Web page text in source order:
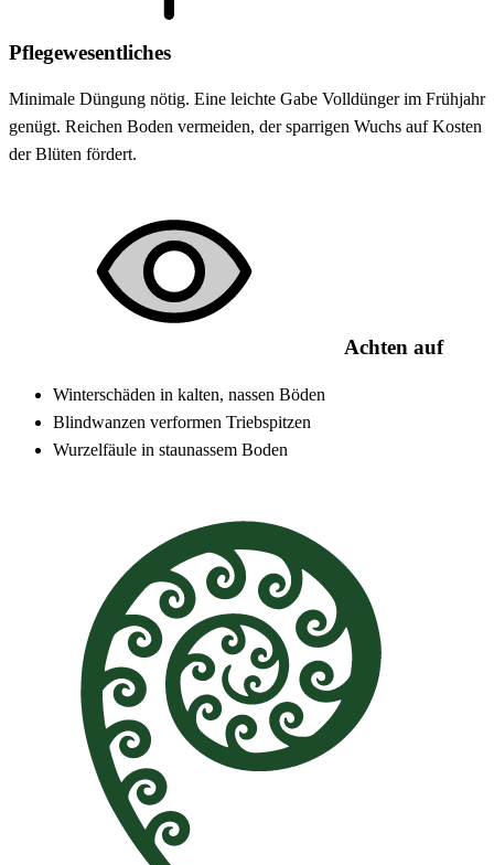
Pflegewesentliches
Minimale Düngung nötig. Eine leichte Gabe Volldünger im Frühjahr
genügt. Reichen Boden vermeiden, der sparrigen Wuchs auf Kosten
der Blüten fördert.
Achten auf
Winterschäden in kalten, nassen Böden
Blindwanzen verformen Triebspitzen
Wurzelfäule in staunassem Boden